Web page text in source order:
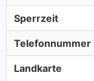
Sperrzeit
Telefonnummer
Landkarte